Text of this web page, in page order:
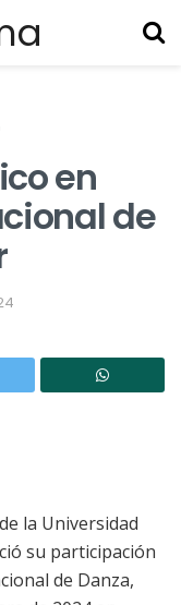
en
de
la Universidad
su participación
de Danza,